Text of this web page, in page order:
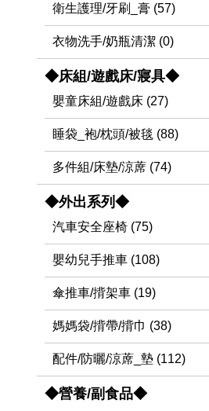
衛生護理/牙刷_膏 (57)
衣物洗手/奶瓶清潔 (0)
◆床組/遊戲床/寢具◆
嬰童床組/遊戲床 (27)
睡袋_袍/枕頭/被毯 (88)
多件組/床墊/涼蓆 (74)
◆外出系列◆
汽車安全座椅 (75)
嬰幼兒手推車 (108)
傘推車/揹架車 (19)
媽媽袋/揹帶/揹巾 (38)
配件/防曬/涼蓆_墊 (112)
◆營養/副食品◆